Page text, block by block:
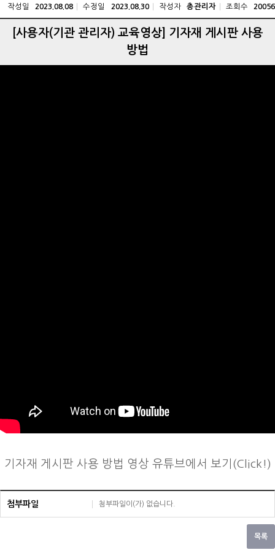
작성일 2023.08.08 수정일 2023.08.30 작성자 총관리자 조회수 20056
[사용자(기관 관리자) 교육영상] 기자재 게시판 사용
방법
기자재 게시판 사용 방법 영상 유튜브에서 보기(Click!)
첨부파일 첨부파일이(가) 없습니다.